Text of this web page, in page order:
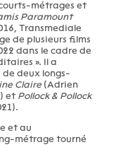
métrages et
Paramount
Transmediale
de plusieurs films
dans le cadre de
». Il a
deux longs-
Claire (Adrien
et Pollock & Pollock
et au
métrage tourné